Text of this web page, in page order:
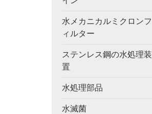
水メカニカルミクロンフ
ィルター
ステンレス鋼の水処理装
置
水処理部品
水滅菌